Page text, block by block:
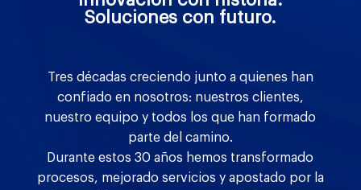
Soluciones con futuro.
Tres décadas creciendo junto a quienes han
confiado en nosotros: nuestros clientes,
nuestro equipo y todos los que han formado
parte del camino.
Durante estos 30 años hemos transformado
procesos, mejorado servicios y apostado por la